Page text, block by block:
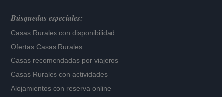
Búsquedas especiales:
Casas Rurales con disponibilidad
Ofertas Casas Rurales
Casas recomendadas por viajeros
Casas Rurales con actividades
Alojamientos con reserva online